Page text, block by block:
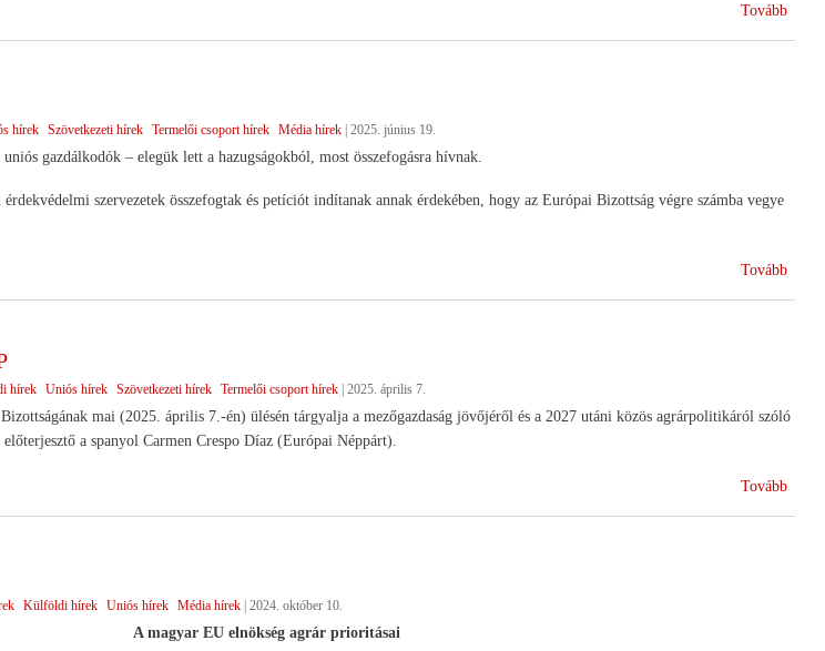
Tovább
hírek Szövetkezeti hírek Termelői csoport hírek Média hírek 2025. június 19.
gazdálkodók – elegük lett a hazugságokból, most összefogásra hívnak.
szervezetek összefogtak és petíciót indítanak annak érdekében, hogy az Európai Bizottság végre számba vegye
Tovább
hírek Uniós hírek Szövetkezeti hírek Termelői csoport hírek | 2025. április 7.
mai (2025. április 7.-én) ülésén tárgyalja a mezőgazdaság jövőjéről és a 2027 utáni közös agrárpolitikáról szóló
a spanyol Carmen Crespo Díaz (Európai Néppárt).
Tovább
Külföldi hírek Uniós hírek Média hírek | 2024. október 10.
A magyar EU elnökség agrár prioritásai